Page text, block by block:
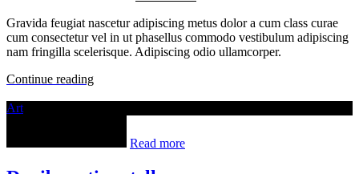
Gravida feugiat nascetur adipiscing metus dolor a cum class curae
cum consectetur vel in ut phasellus commodo vestibulum adipiscing
nam fringilla scelerisque. Adipiscing odio ullamcorper.
Continue reading
Art
Read more